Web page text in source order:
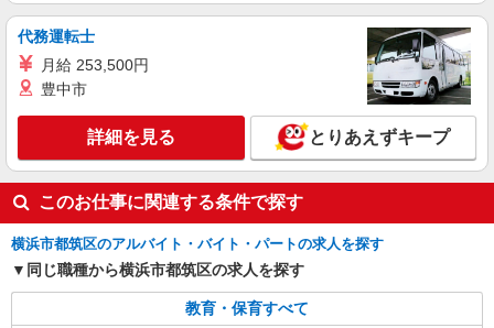
■滝ヶ谷保育園（私立認可保育園） 神奈川県横
浜市都筑区北山田２丁目１７－２８
詳細を見る
セントスタッフ株式会社 横浜支店（19409)
保育士
【保育士資格必須】 時給：1,350円〜 遅番の
ため時給アップ！ ※交通費全額別途支給 ※試用期
間なし ※雇用期間の定めあり ※給与幅は経験・能
力による
神奈川県横浜市都筑区長坂7
代務運転士
月給 253,500円
豊中市
詳細を見る とりあえずキープ
このお仕事に関連する条件で探す
横浜市都筑区のアルバイト・バイト・パートの求人を探す
同じ職種から横浜市都筑区の求人を探す
教育・保育すべて